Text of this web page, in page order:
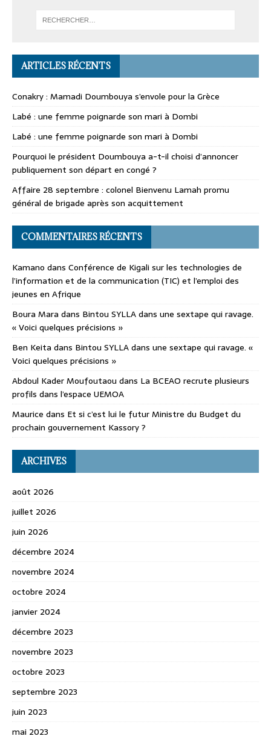
ARTICLES RÉCENTS
Conakry : Mamadi Doumbouya s’envole pour la Grèce
Labé : une femme poignarde son mari à Dombi
Labé : une femme poignarde son mari à Dombi
Pourquoi le président Doumbouya a-t-il choisi d’annoncer
publiquement son départ en congé ?
Affaire 28 septembre : colonel Bienvenu Lamah promu
général de brigade après son acquittement
COMMENTAIRES RÉCENTS
Kamano dans Conférence de Kigali sur les technologies de
l’information et de la communication (TIC) et l’emploi des
jeunes en Afrique
Boura Mara dans Bintou SYLLA dans une sextape qui ravage.
« Voici quelques précisions »
Ben Keita dans Bintou SYLLA dans une sextape qui ravage. «
Voici quelques précisions »
Abdoul Kader Moufoutaou dans La BCEAO recrute plusieurs
profils dans l’espace UEMOA
Maurice dans Et si c’est lui le futur Ministre du Budget du
prochain gouvernement Kassory ?
ARCHIVES
août 2026
juillet 2026
juin 2026
décembre 2024
novembre 2024
octobre 2024
janvier 2024
décembre 2023
novembre 2023
octobre 2023
septembre 2023
juin 2023
mai 2023